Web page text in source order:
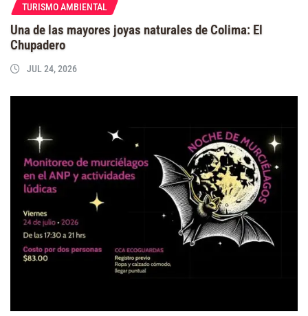
TURISMO AMBIENTAL
Una de las mayores joyas naturales de Colima: El
Chupadero
JUL 24, 2026